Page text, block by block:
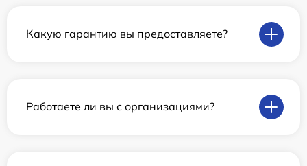
Какую гарантию вы предоставляете?
Работаете ли вы с организациями?